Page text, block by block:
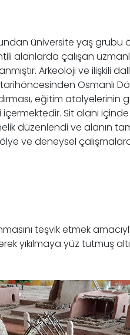
üniversite yaş grubu
alanlarda çalışan
Arkeoloji ve ilişkili
Osmanlı
eğitim atölyelerinin
Sit alanı
düzenlendi ve alanın
ve deneysel
teşvik etmek
yıkılmaya yüz tutmuş